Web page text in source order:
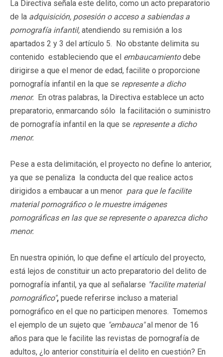
La Directiva señala este delito, como un acto preparatorio
de la adquisición, posesión o acceso a sabiendas a
pornografía infantil, atendiendo su remisión a los
apartados 2 y 3 del artículo 5. No obstante delimita su
contenido estableciendo que el embaucamientodebe
dirigirse a que el menor de edad, facilite o proporcione
pornografía infantil en la que se represente a dicho
menor. En otras palabras, la Directiva establece un acto
preparatorio, enmarcando sólo la facilitación o suministro
de pornografía infantil en la que se represente a dicho
menor.
Pese a esta delimitación, el proyecto no define lo anterior,
ya que se penaliza la conducta del que realice actos
dirigidos a embaucar a un menor para que le facilite
material pornográfico o le muestre imágenes
pornográficas en las que se represente o aparezca dicho
menor.
En nuestra opinión, lo que define el artículo del proyecto,
está lejos de constituir un acto preparatorio del delito de
pornografía infantil, ya que al señalarse "facilite material
pornográfico", puede referirse incluso a material
pornográfico en el que no participen menores. Tomemos
el ejemplo de un sujeto que "embauca"al menor de 16
años para que le facilite las revistas de pornografía de
adultos, ¿lo anterior constituiría el delito en cuestión? En